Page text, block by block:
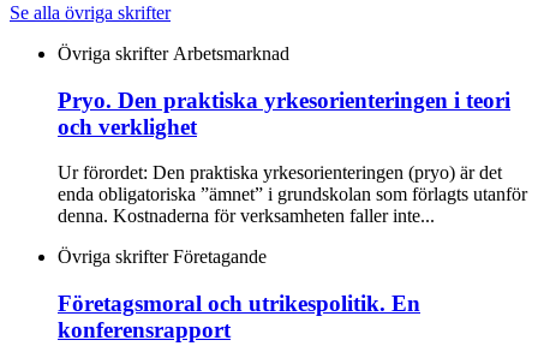
Se alla övriga skrifter
Övriga skrifter Arbetsmarknad
Pryo. Den praktiska yrkesorienteringen i teori
och verklighet
Ur förordet: Den praktiska yrkesorienteringen (pryo) är det
enda obligatoriska ”ämnet” i grundskolan som förlagts utanför
denna. Kostnaderna för verksamheten faller inte...
Övriga skrifter Företagande
Företagsmoral och utrikespolitik. En
konferensrapport